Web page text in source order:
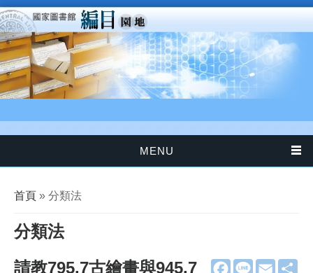
移至主內容
MENU
您在這裡
首頁 » 分類法
分類法
F
L
E
請教795.7古繪畫與945.7